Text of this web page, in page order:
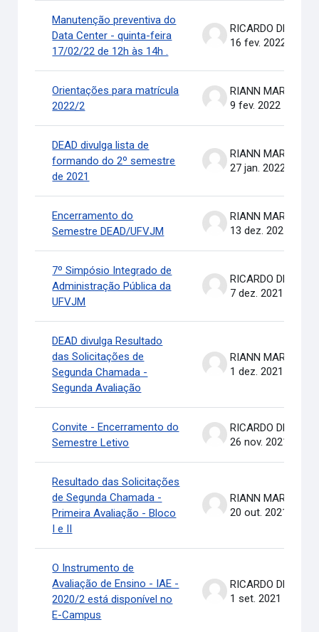
Manutenção preventiva do
Data Center - quinta-feira
17/02/22 de 12h às 14h .
16 fev. 2022
Orientações para matrícula
2022/2
9 fev. 2022
DEAD divulga lista de
formando do 2º semestre
de 2021
27 jan. 2022
Encerramento do
Semestre DEAD/UFVJM
13 dez. 2021
7º Simpósio Integrado de
Administração Pública da
UFVJM
7 dez. 2021
DEAD divulga Resultado
das Solicitações de
Segunda Chamada -
Segunda Avaliação
1 dez. 2021
Convite - Encerramento do
Semestre Letivo
26 nov. 2021
Resultado das Solicitações
de Segunda Chamada -
Primeira Avaliação - Bloco
I e II
20 out. 2021
O Instrumento de
Avaliação de Ensino - IAE -
2020/2 está disponível no
E-Campus
1 set. 2021